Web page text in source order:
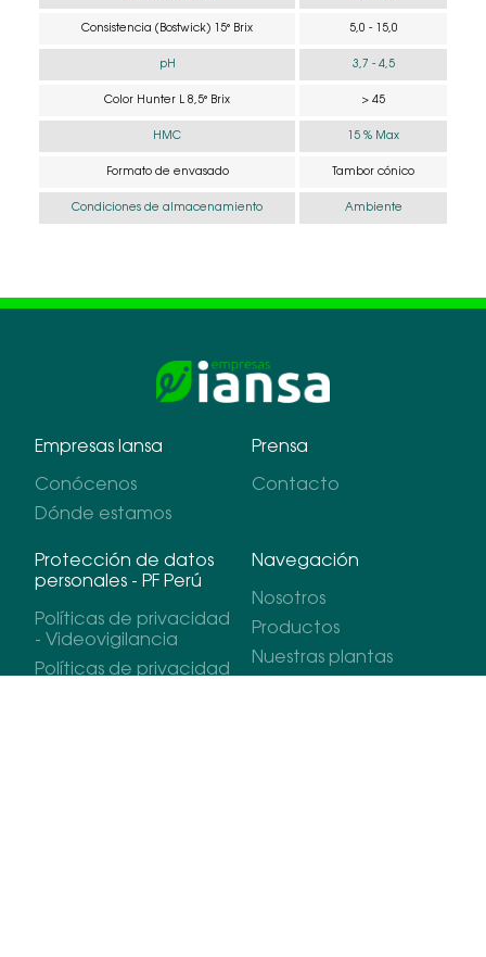
Consistencia (Bostwick) 15° Brix 5,0 - 15,0
pH 3,7 - 4,5
Color Hunter L 8,5° Brix > 45
HMC 15 % Max
Formato de envasado Tambor cónico
Condiciones de almacenamiento Ambiente
Empresas Iansa
Conócenos
Dónde estamos
Prensa
Contacto
Protección de datos
personales - PF Perú
Políticas de privacidad
- Videovigilancia
Políticas de privacidad
Navegación
Nosotros
Productos
Nuestras plantas